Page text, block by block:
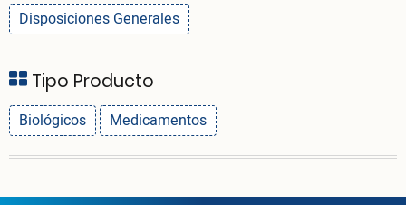
Disposiciones Generales
Tipo Producto
Biológicos Medicamentos